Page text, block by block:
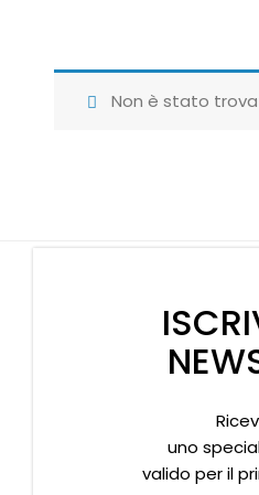
Non è stato
uno
valido per il